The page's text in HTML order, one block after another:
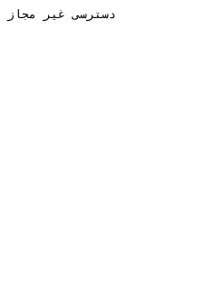
دسترسی غیر مجاز